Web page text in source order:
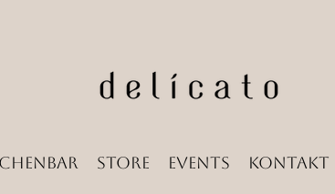
Store Events Kontakt